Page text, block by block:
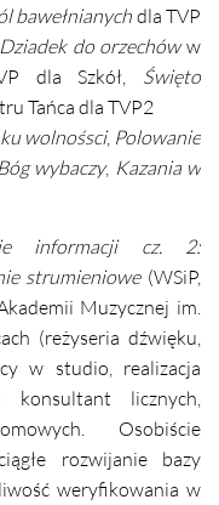
bawełnianych dla TVP
Dziadek do orzechóww
dla Szkół, Święto
Tańca dla TVP2
wolnośsci, Polowanie
wybaczy, Kazania w
informacji cz. 2:
strumieniowe(WSiP,
Muzycznej im.
(reżyseria dźwięku,
w studio, realizacja
licznych,
Osobiście
rozwijanie bazy
weryfikowania w